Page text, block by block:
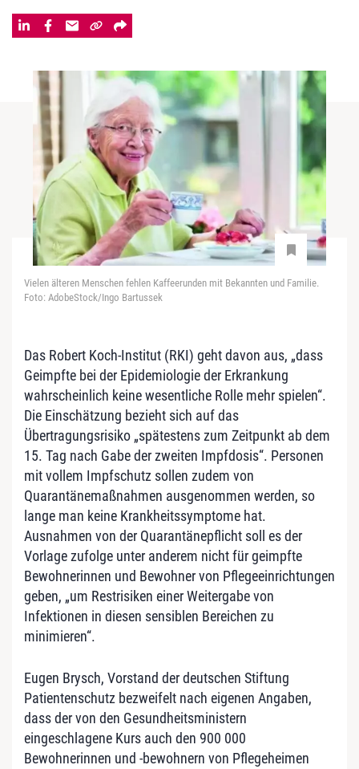
Vielen älteren Menschen fehlen Kaffeerunden mit Bekannten und Familie.
Foto: AdobeStock/Ingo Bartussek
Das Robert Koch-Institut (RKI) geht davon aus, „dass
Geimpfte bei der Epidemiologie der Erkrankung
wahrscheinlich keine wesentliche Rolle mehr spielen“.
Die Einschätzung bezieht sich auf das
Übertragungsrisiko „spätestens zum Zeitpunkt ab dem
15. Tag nach Gabe der zweiten Impfdosis“. Personen
mit vollem Impfschutz sollen zudem von
Quarantänemaßnahmen ausgenommen werden, so
lange man keine Krankheitssymptome hat.
Ausnahmen von der Quarantänepflicht soll es der
Vorlage zufolge unter anderem nicht für geimpfte
Bewohnerinnen und Bewohner von Pflegeeinrichtungen
geben, „um Restrisiken einer Weitergabe von
Infektionen in diesen sensiblen Bereichen zu
minimieren“.
Eugen Brysch, Vorstand der deutschen Stiftung
Patientenschutz bezweifelt nach eigenen Angaben,
dass der von den Gesundheitsministern
eingeschlagene Kurs auch den 900 000
Bewohnerinnen und -bewohnern von Pflegeheimen